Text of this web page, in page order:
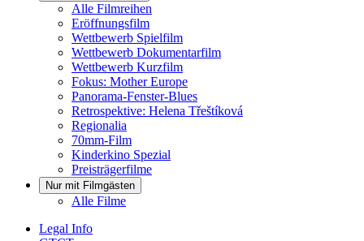
Alle Filmreihen
Eröffnungsfilm
Wettbewerb Spielfilm
Wettbewerb Dokumentarfilm
Wettbewerb Kurzfilm
Fokus: Mother Europe
Panorama-Fenster-Blues
Retrospektive: Helena Třeštíková
Regionalia
70mm-Film
Kinderkino Spezial
Preisträgerfilme
Nur mit Filmgästen
Alle Filme
Legal Info